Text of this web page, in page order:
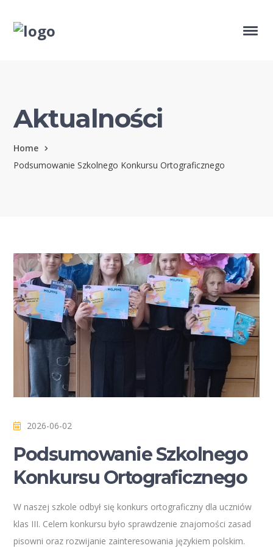
Aktualności
Home
Podsumowanie Szkolnego Konkursu Ortograficznego
2026-06-02
Podsumowanie Szkolnego
Konkursu Ortograficznego
W naszej szkole odbył się konkurs ortograficzny dla uczniów
klas III. Celem konkursu było sprawdzenie znajomości zasad
pisowni oraz rozwijanie zainteresowania językiem polskim.